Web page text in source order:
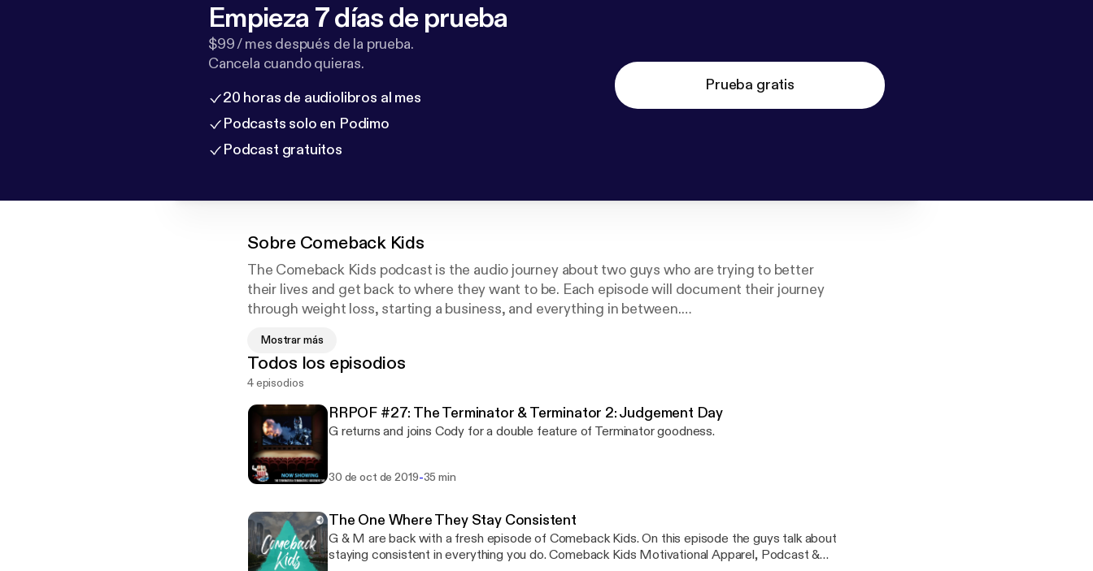
Empieza 7 días de prueba
$99 / mes después de la prueba.
Cancela cuando quieras.
20 horas de audiolibros al mes
Podcasts solo en Podimo
Podcast gratuitos
Prueba gratis
Sobre Comeback Kids
The Comeback Kids podcast is the audio journey about two guys who are trying to better
their lives and get back to where they want to be. Each episode will document their journey
through weight loss, starting a business, and everything in between.
Hosted by Glenn Rodriguez & Michael Yatsco
Mostrar más
Todos los episodios
4 episodios
RRPOF #27: The Terminator & Terminator 2: Judgement Day
G returns and joins Cody for a double feature of Terminator goodness.
30 de oct de 2019-35 min
The One Where They Stay Consistent
G & M are back with a fresh episode of Comeback Kids. On this episode the guys talk about
staying consistent in everything you do. Comeback Kids Motivational Apparel, Podcast &